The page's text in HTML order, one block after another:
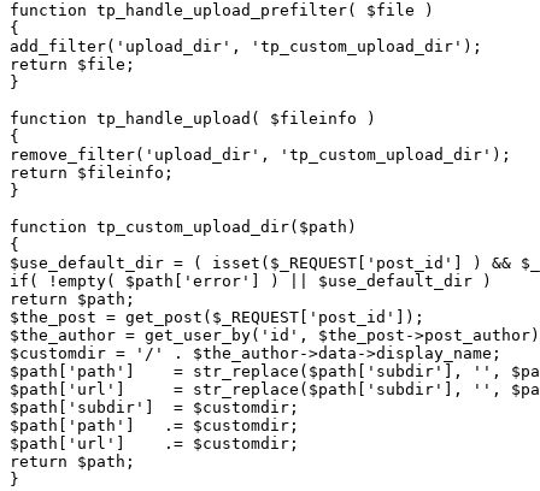
function tp_handle_upload_prefilter( $file )
{
add_filter('upload_dir', 'tp_custom_upload_dir');
return $file;
}
function tp_handle_upload( $fileinfo )
{
remove_filter('upload_dir', 'tp_custom_upload_dir');
return $fileinfo;
}
function tp_custom_upload_dir($path)
{
$use_default_dir = ( isset($_REQUEST['post_id'] ) &&
if( !empty( $path['error'] ) || $use_default_dir )
return $path;
$the_post = get_post($_REQUEST['post_id']);
$the_author = get_user_by('id', $the_post-
$customdir = '/' . $the_author->data->display_name;
$path['path']    = str_replace($path['subdir'], '',
$path['url']     = str_replace($path['subdir'], '',
$path['subdir']  = $customdir;
$path['path']   .= $customdir;
$path['url']    .= $customdir;
return $path;
}